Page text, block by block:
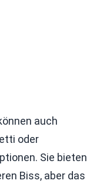
auch
oder
Sie bieten
Biss, aber das